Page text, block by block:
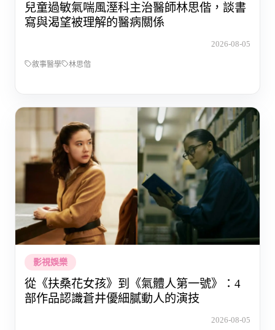
兒童過敏氣喘風溼科主治醫師林思偕，談書
寫與渴望被理解的醫病關係
2026-08-05
敘事醫學 林思偕
影視娛樂
從《扶桑花女孩》到《氣體人第一號》：4
部作品認識蒼井優細膩動人的演技
2026-08-05